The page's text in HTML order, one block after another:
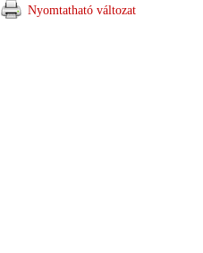
Nyomtatható változat